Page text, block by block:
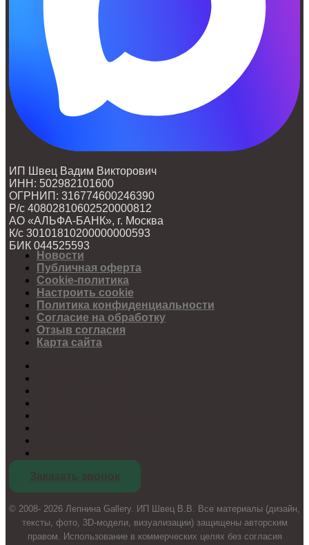
ИП Швец Вадим Викторович
ИНН: 502982101600
ОГРНИП: 316774600246390
Р/с 40802810602520000812
АО «АЛЬФА-БАНК», г. Москва
К/с 30101810200000000593
БИК 044525593
Новости
Публичная оферта
Cookie-политика
Настроить cookie
Политика конфиденциальности
Согласие на обработку
Отзыв согласия
Карта сайта
Заказать звонок
© 2008- 2026 Лепнина Gallery. ИП Швец В.В. Все материалы (дизайн,
тексты, фото, 3D-модели, визуализации) защищены авторским
правом. Использование в коммерческих целях без согласия